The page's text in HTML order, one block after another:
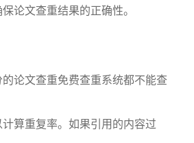
论文查重结果的正确性。
论文查重免费查重系统都不能查
算重复率。如果引用的内容过